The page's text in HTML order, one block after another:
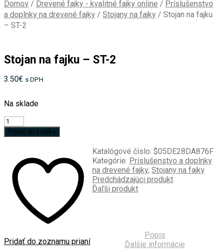
Domov / Drevené fajky - kvalitné fajky online / Príslušenstvo
a doplnky na drevené fajky / Stojany na fajky / Stojan na fajku
– ST-2
Stojan na fajku – ST-2
3.50€ s DPH
Na sklade
množstvo
Stojan
na
ST-
Pridať do košíka
Pridať do zoznamu prianí
Katalógové číslo: $05DE28DA876F
Kategórie: Príslušenstvo a doplnky
na drevené fajky, Stojany na fajky
Predchádzajúci produkt
Ďaľši produkt
Popis
Ďalšie informácie